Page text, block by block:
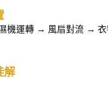
機運轉 → 風扇對流 → 衣
解